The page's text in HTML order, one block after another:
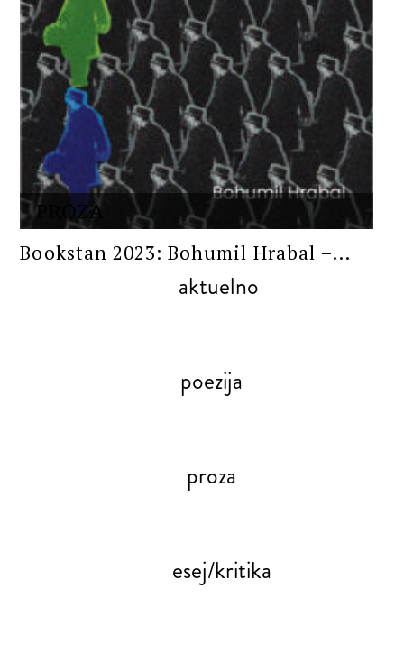
PROZA
Bookstan 2023: Bohumil Hrabal –...
aktuelno
poezija
proza
esej/kritika